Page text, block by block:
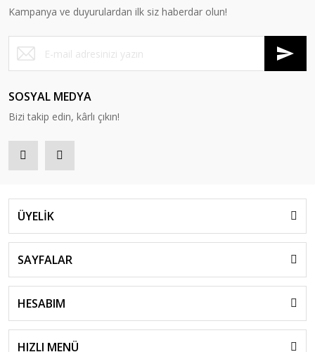
Kampanya ve duyurulardan ilk siz haberdar olun!
SOSYAL MEDYA
Bizi takip edin, kârlı çıkın!
ÜYELİK
SAYFALAR
HESABIM
HIZLI MENÜ